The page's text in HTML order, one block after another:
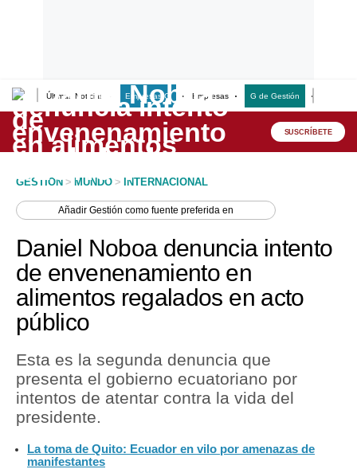
Últimas Noticias Empresas G Empresas G de Gestión
Lo último
Peru Quiosco
Economía
Mercados
Perú
Política
Tu Dinero
Finanzas Personales
Inmobiliarias
SUSCRÍBETE
GESTION > MUNDO > INTERNACIONAL
AñadirGestión como fuente preferida en
Daniel Noboa denuncia intento
de envenenamiento en
alimentos regalados en acto
público
Esta es la segunda denuncia que
presenta el gobierno ecuatoriano por
intentos de atentar contra la vida del
presidente.
La toma de Quito: Ecuador en vilo por amenazas de
manifestantes